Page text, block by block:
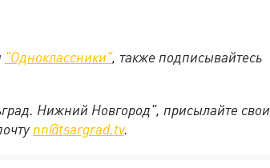
"Одноклассники", также подписывайтесь
Нижний Новгород", присылайте свои
nn@tsargrad.tv.